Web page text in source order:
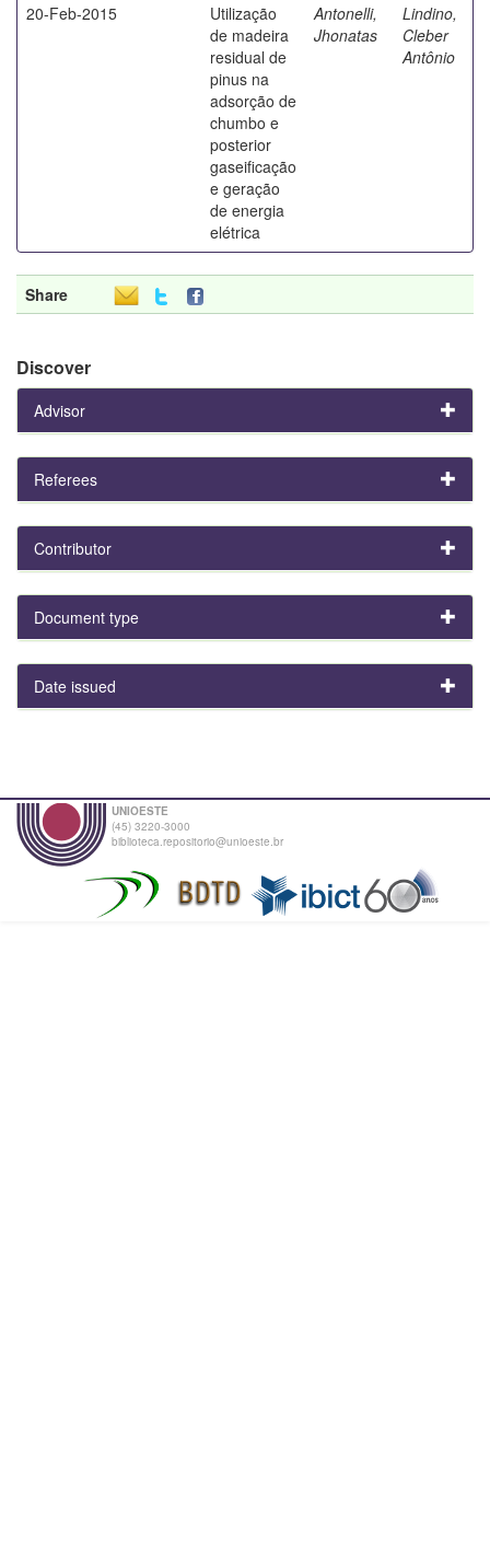
20-Feb-2015
Utilização
de madeira
residual de
pinus na
adsorção de
chumbo e
posterior
gaseificação
e geração
de energia
elétrica
Antonelli,
Jhonatas
Lindino,
Cleber
Antônio
Share
Discover
Advisor
Referees
Contributor
Document type
Date issued
UNIOESTE
(45) 3220-3000
biblioteca.repositorio@unioeste.br